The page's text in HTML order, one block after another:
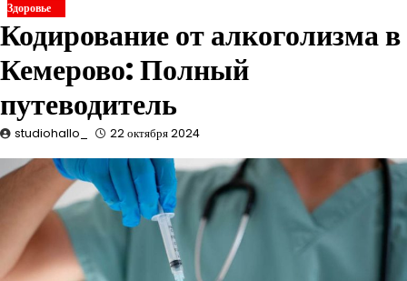
Здоровье
Кодирование от алкоголизма в
Кемерово: Полный
путеводитель
studiohallo_ 22 октября 2024